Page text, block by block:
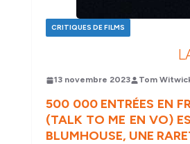
CRITIQUES DE FILMS
13 novembre 2023 Tom
500 000 ENTRÉES EN
(TALK TO ME EN VO)
BLUMHOUSE, UNE